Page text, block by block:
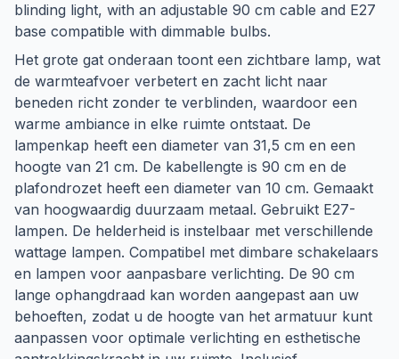
blinding light, with an adjustable 90 cm cable and E27
base compatible with dimmable bulbs.
Het grote gat onderaan toont een zichtbare lamp, wat
de warmteafvoer verbetert en zacht licht naar
beneden richt zonder te verblinden, waardoor een
warme ambiance in elke ruimte ontstaat. De
lampenkap heeft een diameter van 31,5 cm en een
hoogte van 21 cm. De kabellengte is 90 cm en de
plafondrozet heeft een diameter van 10 cm. Gemaakt
van hoogwaardig duurzaam metaal. Gebruikt E27-
lampen. De helderheid is instelbaar met verschillende
wattage lampen. Compatibel met dimbare schakelaars
en lampen voor aanpasbare verlichting. De 90 cm
lange ophangdraad kan worden aangepast aan uw
behoeften, zodat u de hoogte van het armatuur kunt
aanpassen voor optimale verlichting en esthetische